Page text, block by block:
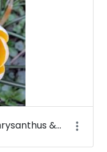
20260225_134015 Crocus chrysanthus &#39;Romance&#39;